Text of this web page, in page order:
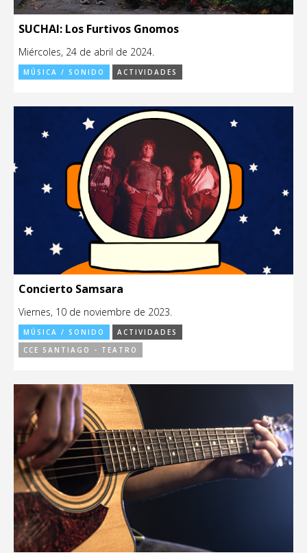
SUCHAI: Los Furtivos Gnomos
Miércoles, 24 de abril de 2024.
MÚSICA / SONIDO ACTIVIDADES
Concierto Samsara
Viernes, 10 de noviembre de 2023.
MÚSICA / SONIDO
ACTIVIDADES
CCE SANTIAGO - TEATRO